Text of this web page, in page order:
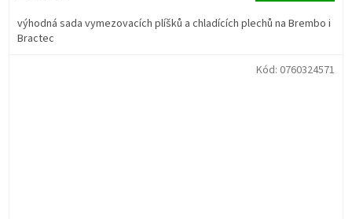
výhodná sada vymezovacích plíšků a chladících plechů na Brembo i
Bractec
Kód: 0760324571